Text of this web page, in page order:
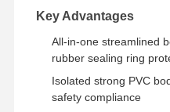
Luce a batten a LED
Luce di soffitto a LED
Key Advantages
All-in-one streamlined
rubber sealing ring
Isolated strong PVC
safety compliance